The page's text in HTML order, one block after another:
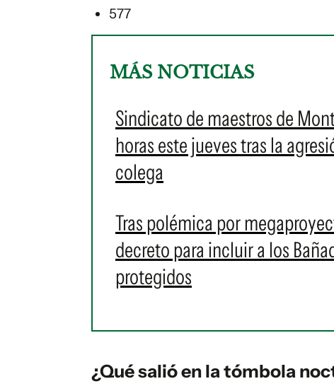
577
MÁS NOTICIAS
Sindicato de maestros de
horas este jueves tras la
colega
Tras polémica por
decreto para incluir a los
protegidos
¿Qué salió en la tómbola